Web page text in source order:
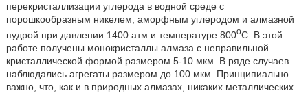
перекристаллизации углерода в водной среде с
порошкообразным никелем, аморфным углеродом и алмазной
пудрой при давлении 1400 атм и температуре 800oС. В этой
работе получены монокристаллы алмаза с неправильной
кристаллической формой размером 5-10 мкм. В ряде случаев
наблюдались агрегаты размером до 100 мкм. Принципиально
важно, что, как и в природных алмазах, никаких металлических